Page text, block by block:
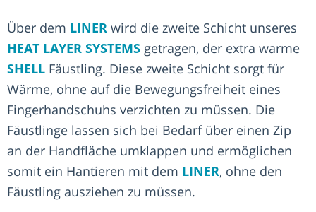
Über dem LINER wird die zweite Schicht unseres
HEAT LAYER SYSTEMS getragen, der extra warme
SHELL Fäustling. Diese zweite Schicht sorgt für
Wärme, ohne auf die Bewegungsfreiheit eines
Fingerhandschuhs verzichten zu müssen. Die
Fäustlinge lassen sich bei Bedarf über einen Zip
an der Handfläche umklappen und ermöglichen
somit ein Hantieren mit dem LINER, ohne den
Fäustling ausziehen zu müssen.